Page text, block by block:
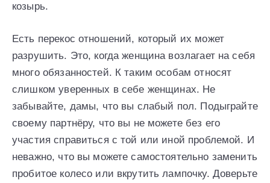
козырь.
Есть перекос отношений, который их может
разрушить. Это, когда женщина возлагает на себя
много обязанностей. К таким особам относят
слишком уверенных в себе женщинах. Не
забывайте, дамы, что вы слабый пол. Подыграйте
своему партнёру, что вы не можете без его
участия справиться с той или иной проблемой. И
неважно, что вы можете самостоятельно заменить
пробитое колесо или вкрутить лампочку. Доверьте